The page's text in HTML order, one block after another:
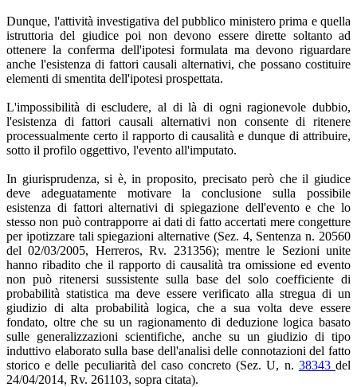
Dunque, l'attività investigativa del pubblico ministero prima e quella
istruttoria del giudice poi non devono essere dirette soltanto ad
ottenere la conferma dell'ipotesi formulata ma devono riguardare
anche l'esistenza di fattori causali alternativi, che possano costituire
elementi di smentita dell'ipotesi prospettata.
L'impossibilità di escludere, al di là di ogni ragionevole dubbio,
l'esistenza di fattori causali alternativi non consente di ritenere
processualmente certo il rapporto di causalità e dunque di attribuire,
sotto il profilo oggettivo, l'evento all'imputato.
In giurisprudenza, si è, in proposito, precisato però che il giudice
deve adeguatamente motivare la conclusione sulla possibile
esistenza di fattori alternativi di spiegazione dell'evento e che lo
stesso non può contrapporre ai dati di fatto accertati mere congetture
per ipotizzare tali spiegazioni alternative (Sez. 4, Sentenza n. 20560
del 02/03/2005, Herreros, Rv. 231356); mentre le Sezioni unite
hanno ribadito che il rapporto di causalità tra omissione ed evento
non può ritenersi sussistente sulla base del solo coefficiente di
probabilità statistica ma deve essere verificato alla stregua di un
giudizio di alta probabilità logica, che a sua volta deve essere
fondato, oltre che su un ragionamento di deduzione logica basato
sulle generalizzazioni scientifiche, anche su un giudizio di tipo
induttivo elaborato sulla base dell'analisi delle connotazioni del fatto
storico e delle peculiarità del caso concreto (Sez. U, n. 38343del
24/04/2014, Rv. 261103, sopra citata).